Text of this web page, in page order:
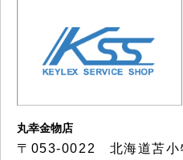
丸幸金物店
〒053-0022 北海道苫